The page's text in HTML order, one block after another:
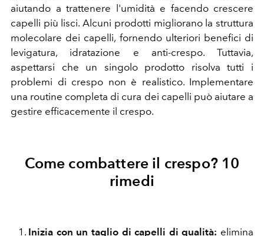
aiutando a trattenere l'umidità e facendo crescere
capelli più lisci. Alcuni prodotti migliorano la struttura
molecolare dei capelli, fornendo ulteriori benefici di
levigatura, idratazione e anti-crespo. Tuttavia,
aspettarsi che un singolo prodotto risolva tutti i
problemi di crespo non è realistico. Implementare
una routine completa di cura dei capelli può aiutare a
gestire efficacemente il crespo.
Come combattere il crespo? 10
rimedi
Inizia con un taglio di capelli di qualità: elimina